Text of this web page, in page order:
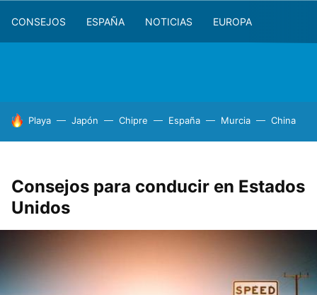
CONSEJOS ESPAÑA NOTICIAS EUROPA
HOY SE HABLA DE
Playa Japón Chipre España Murcia China
Consejos para conducir en Estados
Unidos